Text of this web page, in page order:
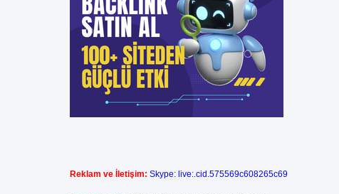
Reklam ve İletişim: Skype: live:.cid.575569c608265c69